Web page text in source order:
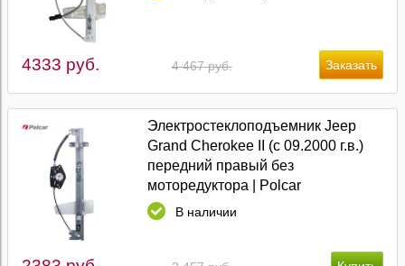
4 467 руб.
4333 руб.
Электростеклоподъемник Jeep
Grand Cherokee II (с 09.2000 г.в.)
передний правый без
моторедуктора | Polcar
В наличии